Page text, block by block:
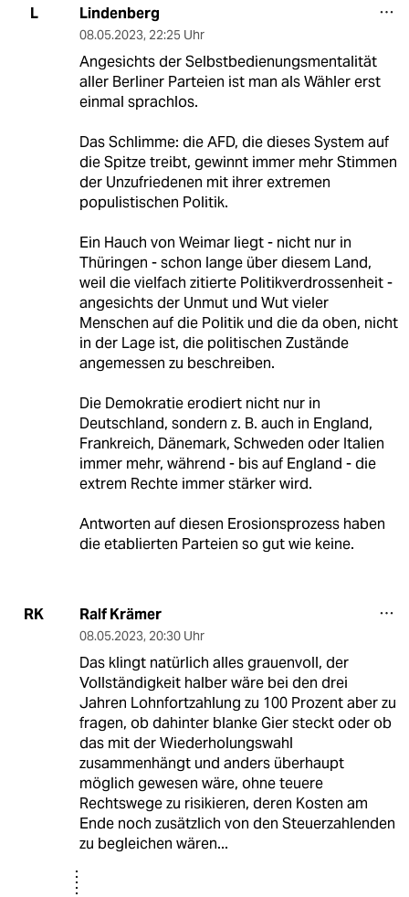
L Lindenberg
08.05.2023, 22:25 Uhr
Angesichts der Selbstbedienungsmentalität
aller Berliner Parteien ist man als Wähler erst
einmal sprachlos.
Das Schlimme: die AFD, die dieses System auf
die Spitze treibt, gewinnt immer mehr Stimmen
der Unzufriedenen mit ihrer extremen
populistischen Politik.
Ein Hauch von Weimar liegt - nicht nur in
Thüringen - schon lange über diesem Land,
weil die vielfach zitierte Politikverdrossenheit -
angesichts der Unmut und Wut vieler
Menschen auf die Politik und die da oben, nicht
in der Lage ist, die politischen Zustände
angemessen zu beschreiben.
Die Demokratie erodiert nicht nur in
Deutschland, sondern z. B. auch in England,
Frankreich, Dänemark, Schweden oder Italien
immer mehr, während - bis auf England - die
extrem Rechte immer stärker wird.
Antworten auf diesen Erosionsprozess haben
die etablierten Parteien so gut wie keine.
RK Ralf Krämer
08.05.2023, 20:30 Uhr
Das klingt natürlich alles grauenvoll, der
Vollständigkeit halber wäre bei den drei
Jahren Lohnfortzahlung zu 100 Prozent aber zu
fragen, ob dahinter blanke Gier steckt oder ob
das mit der Wiederholungswahl
zusammenhängt und anders überhaupt
möglich gewesen wäre, ohne teuere
Rechtswege zu risikieren, deren Kosten am
Ende noch zusätzlich von den Steuerzahlenden
zu begleichen wären...